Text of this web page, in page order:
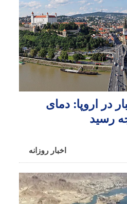
در اروپا: دمای
اخبار روزانه